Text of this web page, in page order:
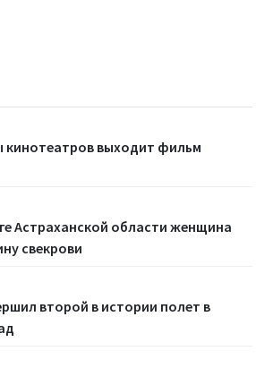
кинотеатров выходит фильм
Астраханской области женщина
свекрови
второй в истории полет в